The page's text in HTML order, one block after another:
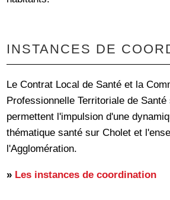
INSTANCES DE
Le Contrat Local de Santé et la
Professionnelle Territoriale de
permettent l'impulsion d'une
thématique santé sur Cholet et
l'Agglomération.
» Les instances de coordination